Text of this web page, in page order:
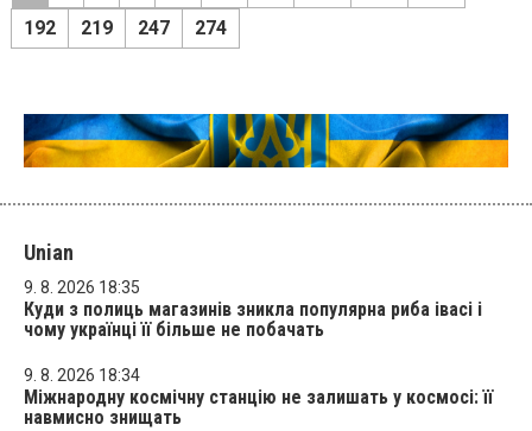
192
219 247 274
Unian
9. 8. 2026 18:35
Куди з полиць магазинів зникла популярна риба івасі і
чому українці її більше не побачать
9. 8. 2026 18:34
Міжнародну космічну станцію не залишать у космосі: її
навмисно знищать